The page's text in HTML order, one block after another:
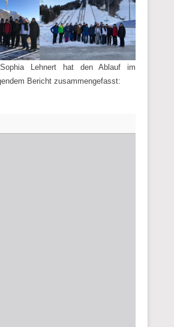
Lehnert hat den Ablauf im
Bericht zusammengefasst: